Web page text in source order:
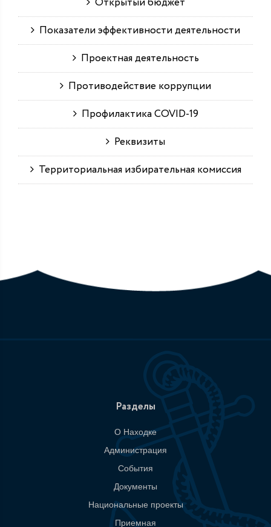
Показатели эффективности деятельности
Проектная деятельность
Противодействие коррупции
Профилактика COVID-19
Реквизиты
Территориальная избирательная комиссия
Разделы
О Находке
Администрация
События
Документы
Национальные проекты
Приемная